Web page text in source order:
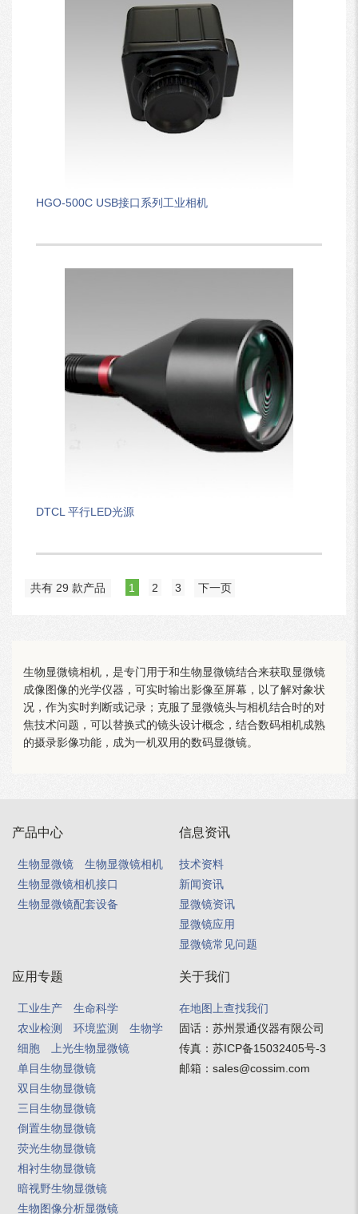
HGO-500C USB接口系列工业相机
DTCL 平行LED光源
共有 29 款产品 1 2 3 下一页
生物显微镜相机，是专门用于和生物显微镜结合来获取显微镜
成像图像的光学仪器，可实时输出影像至屏幕，以了解对象状
况，作为实时判断或记录；克服了显微镜头与相机结合时的对
焦技术问题，可以替换式的镜头设计概念，结合数码相机成熟
的摄录影像功能，成为一机双用的数码显微镜。
产品中心
生物显微镜
生物显微镜相机
生物显微镜相机接口
生物显微镜配套设备
信息资讯
技术资料
新闻资讯
显微镜资讯
显微镜应用
显微镜常见问题
应用专题
工业生产
生命科学
农业检测
环境监测
生物学
细胞
上光生物显微镜
单目生物显微镜
双目生物显微镜
三目生物显微镜
倒置生物显微镜
荧光生物显微镜
相衬生物显微镜
暗视野生物显微镜
生物图像分析显微镜
关于我们
在地图上查找我们
固话： 苏州景通仪器有限公司
传真： 苏ICP备15032405号-3
邮箱： sales@cossim.com